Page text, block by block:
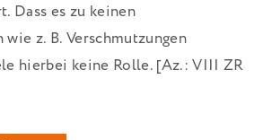
Dass es zu keinen
z. B. Verschmutzungen
hierbei keine Rolle. [Az.: VIII ZR